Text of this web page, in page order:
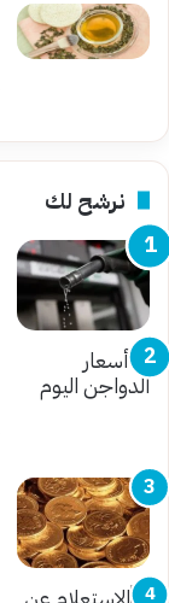
نرشح لك